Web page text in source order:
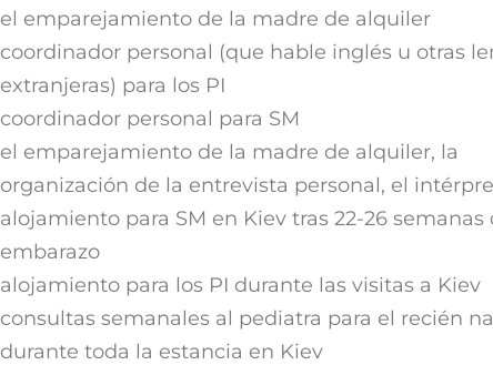
el emparejamiento de la madre de alquiler
coordinador personal (que hable inglés u otras
extranjeras) para los PI
coordinador personal para SM
el emparejamiento de la madre de alquiler, la
organización de la entrevista personal, el
alojamiento para SM en Kiev tras 22-26 semanas
embarazo
alojamiento para los PI durante las visitas a Kiev
consultas semanales al pediatra para el recién
durante toda la estancia en Kiev